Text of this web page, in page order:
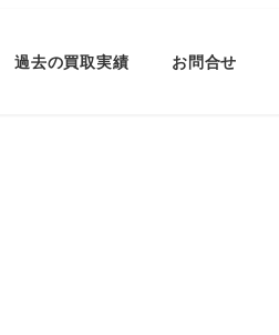
過去の買取実績 お問合せ